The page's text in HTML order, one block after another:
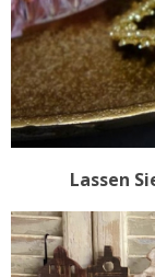
Lassen